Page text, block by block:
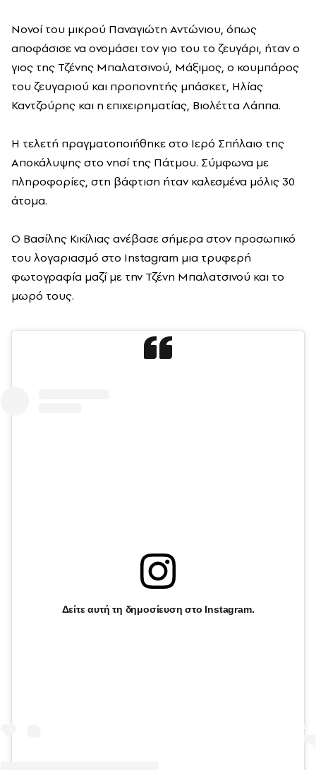
Νονοί του μικρού Παναγιώτη Αντώνιου, όπως
αποφάσισε να ονομάσει τον γιο του το ζευγάρι, ήταν ο
γιος της Τζένης Μπαλατσινού, Μάξιμος, ο κουμπάρος
του ζευγαριού και προπονητής μπάσκετ, Ηλίας
Καντζούρης και η επιχειρηματίας, Βιολέττα Λάππα.
Η τελετή πραγματοποιήθηκε στο Ιερό Σπήλαιο της
Αποκάλυψης στο νησί της Πάτμου. Σύμφωνα με
πληροφορίες, στη βάφτιση ήταν καλεσμένα μόλις 30
άτομα.
Ο Βασίλης Κικίλιας ανέβασε σήμερα στον προσωπικό
του λογαριασμό στο Instagram μια τρυφερή
φωτογραφία μαζί με την Τζένη Μπαλατσινού και το
μωρό τους.
Δείτε αυτή τη δημοσίευση στο Instagram.